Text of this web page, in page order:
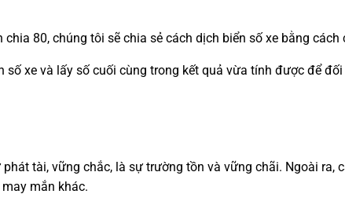
80, chúng tôi sẽ chia sẻ cách dịch biển số xe bằng
xe và lấy số cuối cùng trong kết quả vừa tính được để
tài, vững chắc, là sự trường tồn và vững chãi. Ngoài
mắn khác.